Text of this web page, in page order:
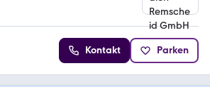
Kontakt Parken